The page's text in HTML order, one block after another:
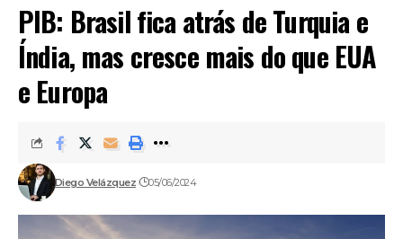
PIB: Brasil fica atrás de Turquia e
Índia, mas cresce mais do que EUA
e Europa
Diego Velázquez 05/06/2024